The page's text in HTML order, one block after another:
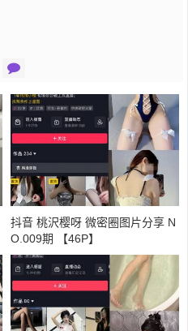
抖音 桃沢樱呀 微密圈图片分享 N
O.009期 【46P】